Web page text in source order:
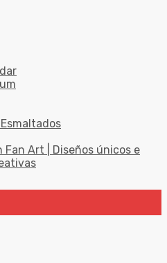
Fan Art | Diseños únicos e